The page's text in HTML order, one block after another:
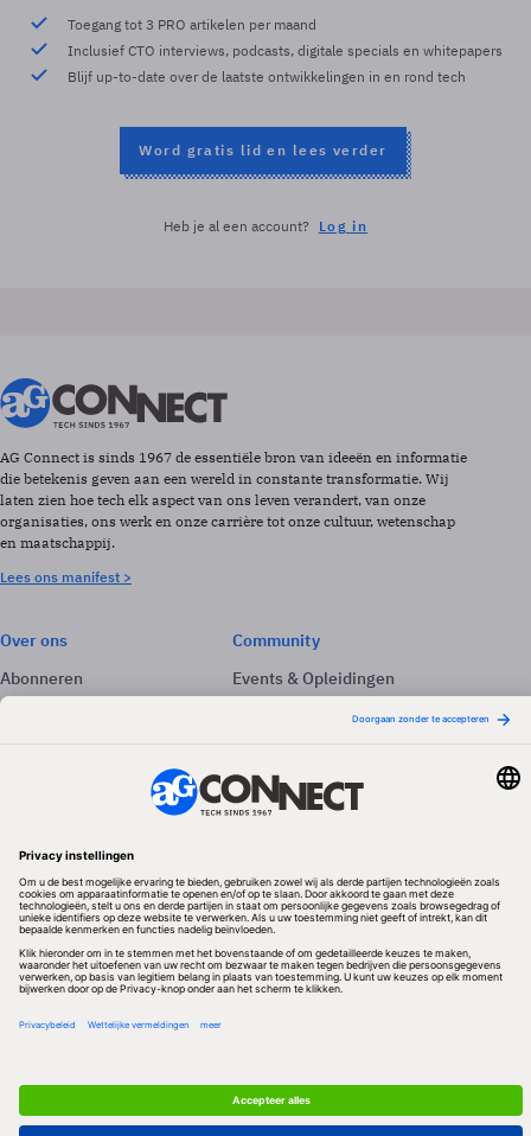
Toegang tot 3 PRO artikelen per maand
Inclusief CTO interviews, podcasts, digitale specials en whitepapers
Blijf up-to-date over de laatste ontwikkelingen in en rond tech
Word gratis lid en lees verder
Heb je al een account? Log in
AG Connect is sinds 1967 de essentiële bron van ideeën en informatie
die betekenis geven aan een wereld in constante transformatie. Wij
laten zien hoe tech elk aspect van ons leven verandert, van onze
organisaties, ons werk en onze carrière tot onze cultuur, wetenschap
en maatschappij.
Lees ons manifest >
Over ons
Abonneren
Adverteren
Community
Events & Opleidingen
Volg ons
Redactionele partner
Algemene Voorwaarden & Copyrights